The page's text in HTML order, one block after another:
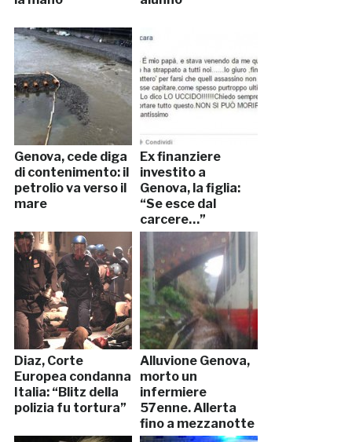
Genova, cede diga
di contenimento: il
petrolio va verso il
mare
Ex finanziere
investito a
Genova, la figlia:
“Se esce dal
carcere…”
Diaz, Corte
Europea condanna
Italia: “Blitz della
polizia fu tortura”
Alluvione Genova,
morto un
infermiere
57enne. Allerta
fino a mezzanotte